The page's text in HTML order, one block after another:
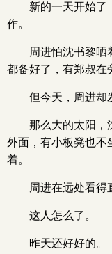
新的一天开始了
作。
周进怕沈书黎晒
都备好了，有郑叔在
但今天，周进却
那么大的太阳，
外面，有小板凳也不
着。
周进在远处看得
这人怎么了。
昨天还好好的。